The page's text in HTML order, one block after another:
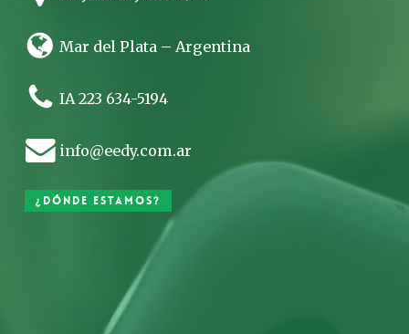
Mar del Plata – Argentina
IA 223 634-5194
info@eedy.com.ar
¿Dónde estamos?